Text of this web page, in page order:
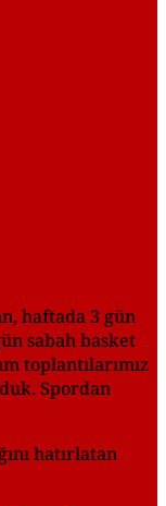
haftada 3 gün
sabah basket
toplantılarımız
Spordan
hatırlatan